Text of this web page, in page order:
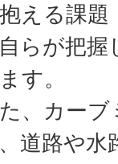
える課題
らが把握
す。
、カー
道路や水